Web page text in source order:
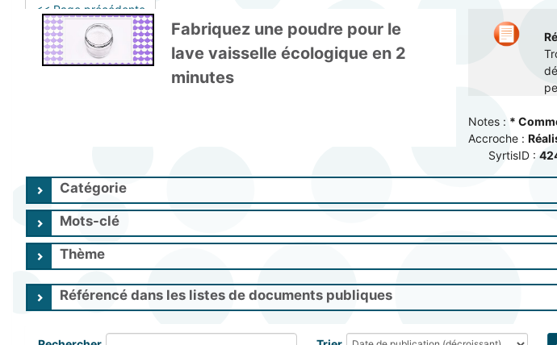
<< Page précédente
Fabriquez une poudre pour le
lave vaisselle écologique en 2
minutes
Notes : *
Accroche :
SyrtisID :
Catégorie
Mots-clé
Thème
Référencé dans les listes de documents publiques